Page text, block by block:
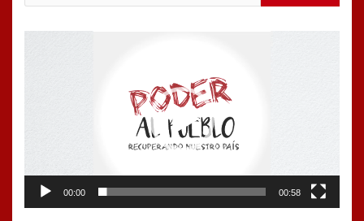
00:00 00:58